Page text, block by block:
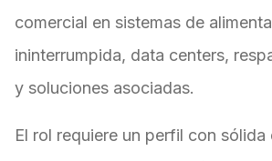
comercial en sistemas de
ininterrumpida, data centers,
y soluciones asociadas.
El rol requiere un perfil con sólida